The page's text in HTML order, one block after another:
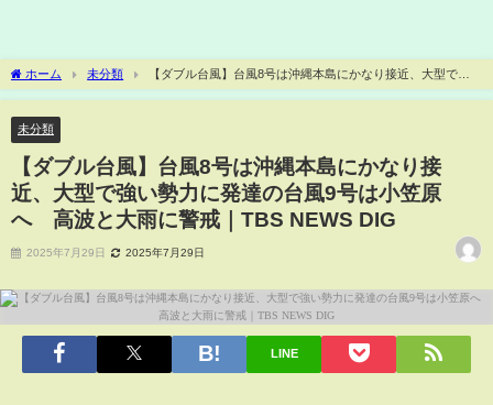
ホーム 未分類
【ダブル台風】台風8号は沖縄本島にかなり接近、大型で強
い勢力に発達の台風9号は小笠原へ 高波と大雨に警戒｜TBS NEWS DIG
未分類
【ダブル台風】台風8号は沖縄本島にかなり接
近、大型で強い勢力に発達の台風9号は小笠原
へ 高波と大雨に警戒｜TBS NEWS DIG
2025年7月29日 2025年7月29日
LINE